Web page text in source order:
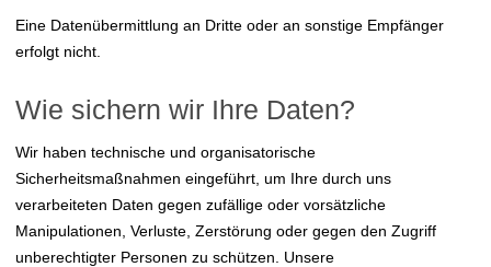
Eine Datenübermittlung an Dritte oder an sonstige Empfänger
erfolgt nicht.
Wie sichern wir Ihre Daten?
Wir haben technische und organisatorische
Sicherheitsmaßnahmen eingeführt, um Ihre durch uns
verarbeiteten Daten gegen zufällige oder vorsätzliche
Manipulationen, Verluste, Zerstörung oder gegen den Zugriff
unberechtigter Personen zu schützen. Unsere